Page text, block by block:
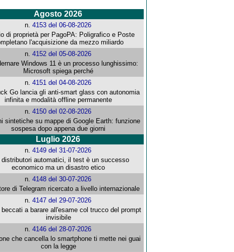
Agosto 2026
n.4153 del 06-08-2026
di proprietà per PagoPA: Poligrafico e Poste
l'acquisizione da mezzo miliardo
n.4152 del 05-08-2026
Windows 11 è un processo lunghissimo:
Microsoft spiega perché
n.4151 del 04-08-2026
Go lancia gli anti-smart glass con autonomia
infinita e modalità offline permanente
n.4150 del 02-08-2026
sintetiche su mappe di Google Earth: funzione
sospesa dopo appena due giorni
Luglio 2026
n.4149 del 31-07-2026
distributori automatici, il test è un successo
economico ma un disastro etico
n.4148 del 30-07-2026
di Telegram ricercato a livello internazionale
n.4147 del 29-07-2026
a barare all'esame col trucco del prompt
invisibile
n.4146 del 28-07-2026
che cancella lo smartphone ti mette nei guai
con la legge